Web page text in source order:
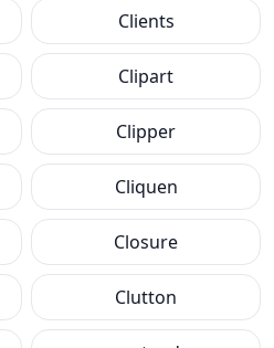
Clients
Clipart
Clipper
Cliquen
Closure
Clutton